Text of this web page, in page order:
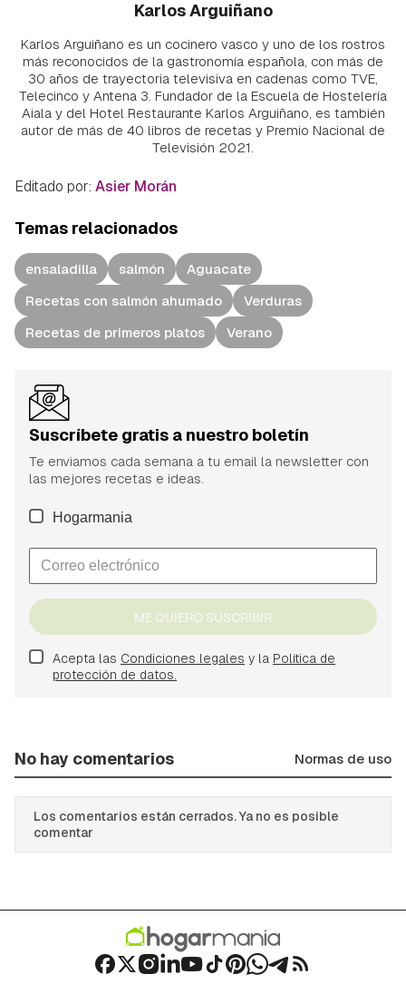
Karlos Arguiñano
Karlos Arguiñano es un cocinero vasco y uno de los rostros
más reconocidos de la gastronomía española, con más de
30 años de trayectoria televisiva en cadenas como TVE,
Telecinco y Antena 3. Fundador de la Escuela de Hostelería
Aiala y del Hotel Restaurante Karlos Arguiñano, es también
autor de más de 40 libros de recetas y Premio Nacional de
Televisión 2021.
Editado por: Asier Morán
Temas relacionados
ensaladilla salmón
Aguacate
Recetas con salmón ahumado
Verduras
Recetas de primeros platos
Verano
Suscríbete gratis a nuestro boletín
Te enviamos cada semana a tu email la newsletter con
las mejores recetas e ideas.
Hogarmania
ME QUIERO SUSCRIBIR
Acepta las Condiciones legales y la Política de
protección de datos.
No hay comentarios Normas de uso
Los comentarios están cerrados. Ya no es posible
comentar